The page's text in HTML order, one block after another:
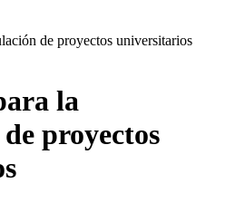
la
proyectos